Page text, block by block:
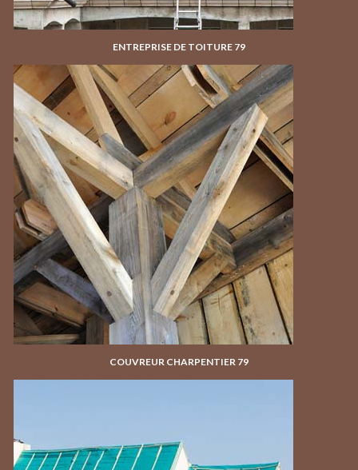
ENTREPRISE DE TOITURE 79
COUVREUR CHARPENTIER 79